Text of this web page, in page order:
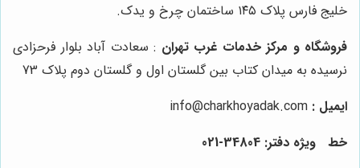
خلیج فارس پلاک ۱۴۵ ساختمان چرخ و یدک.
فروشگاه و مرکز خدمات غرب تهران : سعادت آباد بلوار فرحزادی
نرسیده به میدان کتاب بین گلستان اول و گلستان دوم پلاک 73
ایمیل : info@charkhoyadak.com
خط ویژه دفتر: 34804-021